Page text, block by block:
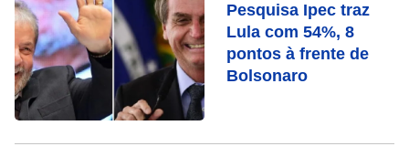
Pesquisa Ipec traz
Lula com 54%, 8
pontos à frente de
Bolsonaro